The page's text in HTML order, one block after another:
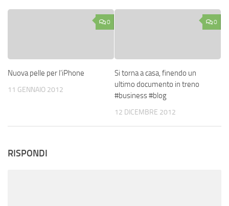
0
Nuova pelle per l’iPhone
11 GENNAIO 2012
0
Si torna a casa, finendo un
ultimo documento in treno
#business #blog
12 DICEMBRE 2012
RISPONDI